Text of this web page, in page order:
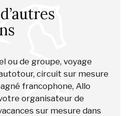
ou de groupe, voyage
circuit sur mesure
francophone, Allo
organisateur de
sur mesure dans